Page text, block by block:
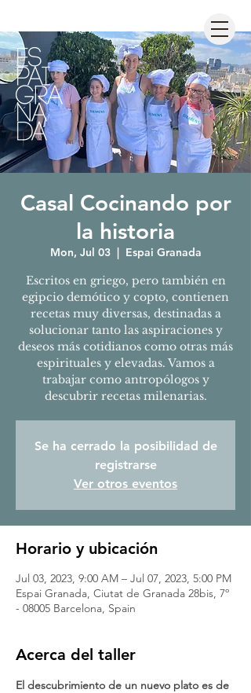
Casal Cocinando por
la historia
Mon, Jul 03
  |
Espai Granada
Escritos en griego, pero también en
egipcio demótico y copto, contienen
recetas muy diversas, destinadas a
solucionar tanto las aspiraciones y
deseos más cotidianos como otras más
espirituales y elevadas. Vamos a
trabajar como antropólogos y
descubrir recetas milenarias.
Se ha cerrado la posibilidad de
registrarse
Ver otros eventos
Horario y ubicación
Jul 03, 2023, 9:00 AM – Jul 07, 2023, 5:00 PM
Espai Granada, Ciutat de Granada 28bis, 7º
- 08005 Barcelona, Spain
Acerca del taller
El descubrimiento de un nuevo plato es de